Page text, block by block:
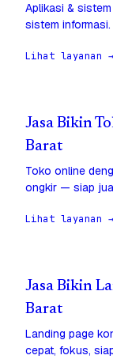
Aplikasi &
sistem informasi.
Lihat layanan →
Jasa Bikin
Barat
Toko online
ongkir — siap
Lihat layanan →
Jasa Bikin
Barat
Landing page
cepat, fokus,